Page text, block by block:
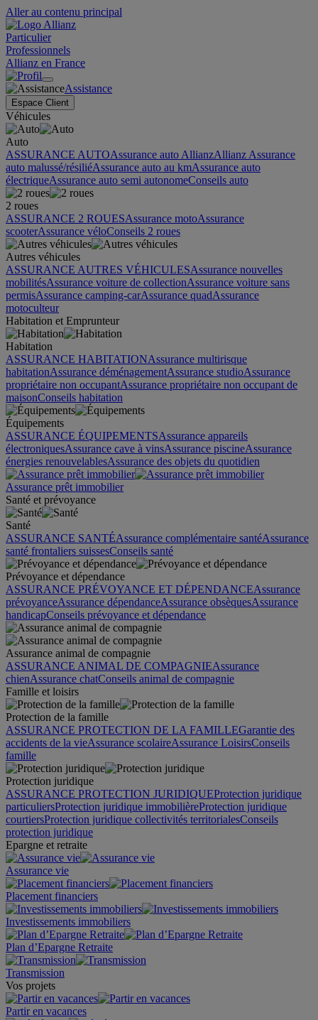
Aller au contenu principal
Particulier
Professionnels
Allianz en France
Assistance
Espace Client
Véhicules
Auto
ASSURANCE AUTOAssurance auto AllianzAllianz Assurance
auto malussé/résiliéAssurance auto au kmAssurance auto
électriqueAssurance auto semi autonomeConseils auto
2 roues
ASSURANCE 2 ROUESAssurance motoAssurance
scooterAssurance véloConseils 2 roues
Autres véhicules
ASSURANCE AUTRES VÉHICULESAssurance nouvelles
mobilitésAssurance voiture de collectionAssurance voiture sans
permisAssurance camping-carAssurance quadAssurance
motoculteur
Habitation et Emprunteur
Habitation
ASSURANCE HABITATIONAssurance multirisque
habitationAssurance déménagementAssurance studioAssurance
propriétaire non occupantAssurance propriétaire non occupant de
maisonConseils habitation
Équipements
ASSURANCE ÉQUIPEMENTSAssurance appareils
électroniquesAssurance cave à vinsAssurance piscineAssurance
énergies renouvelablesAssurance des objets du quotidien
Assurance prêt immobilier
Santé et prévoyance
Santé
ASSURANCE SANTÉAssurance complémentaire santéAssurance
santé frontaliers suissesConseils santé
Prévoyance et dépendance
ASSURANCE PRÉVOYANCE ET DÉPENDANCEAssurance
prévoyanceAssurance dépendanceAssurance obsèquesAssurance
handicapConseils prévoyance et dépendance
Assurance animal de compagnie
ASSURANCE ANIMAL DE COMPAGNIEAssurance
chienAssurance chatConseils animal de compagnie
Famille et loisirs
Protection de la famille
ASSURANCE PROTECTION DE LA FAMILLEGarantie des
accidents de la vieAssurance scolaireAssurance LoisirsConseils
famille
Protection juridique
ASSURANCE PROTECTION JURIDIQUEProtection juridique
particuliersProtection juridique immobilièreProtection juridique
courtiersProtection juridique collectivités territorialesConseils
protection juridique
Epargne et retraite
Assurance vie
Placement financiers
Investissements immobiliers
Plan d’Epargne Retraite
Transmission
Vos projets
Partir en vacances